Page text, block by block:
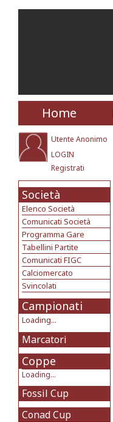
Home
Utente Anonimo
LOGIN
Registrati
Società
Elenco Società
Comunicati Società
Programma Gare
Tabellini Partite
Comunicati FIGC
Calciomercato
Svincolati
Campionati
Loading...
Marcatori
Coppe
Loading...
Fossil Cup
Conad Cup